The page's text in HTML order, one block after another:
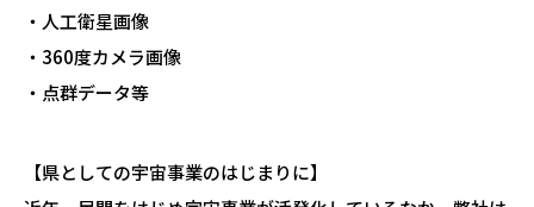
・人工衛星画像
・ 360度カメラ画像
・点群データ等
【県としての宇宙事業のはじまりに】